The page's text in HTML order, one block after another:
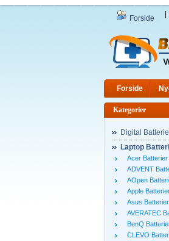
Forside
Forside
Kategorier
Digital
Laptop
Acer Batterier
ADVENT
AOpen
Apple
Asus Batterier
AVERATEC
BenQ
CLEVO